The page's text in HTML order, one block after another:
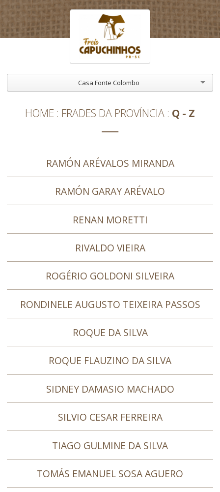
Casa Fonte Colombo
HOME FRADES DA PROVÍNCIA Q - Z
RAMÓN ARÉVALOS MIRANDA
RAMÓN GARAY ARÉVALO
RENAN MORETTI
RIVALDO VIEIRA
ROGÉRIO GOLDONI SILVEIRA
RONDINELE AUGUSTO TEIXEIRA PASSOS
ROQUE DA SILVA
ROQUE FLAUZINO DA SILVA
SIDNEY DAMASIO MACHADO
SILVIO CESAR FERREIRA
TIAGO GULMINE DA SILVA
TOMÁS EMANUEL SOSA AGUERO